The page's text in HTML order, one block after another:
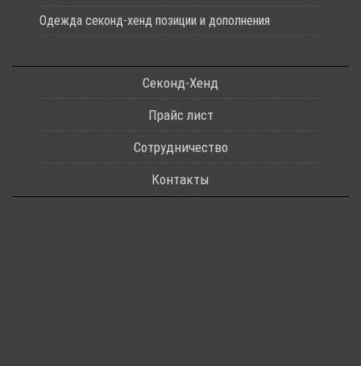
Одежда секонд-хенд позиции и дополнения
Секонд-Хенд
Прайс лист
Сотрудничество
Контакты